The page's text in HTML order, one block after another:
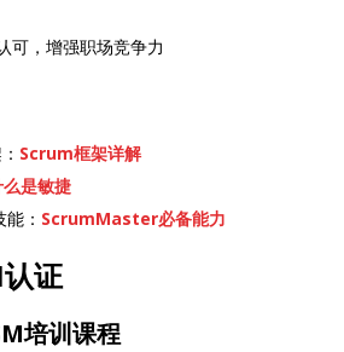
可，增强职场竞争力
Scrum框架详解
是敏捷
： ScrumMaster必备能力
证
培训课程